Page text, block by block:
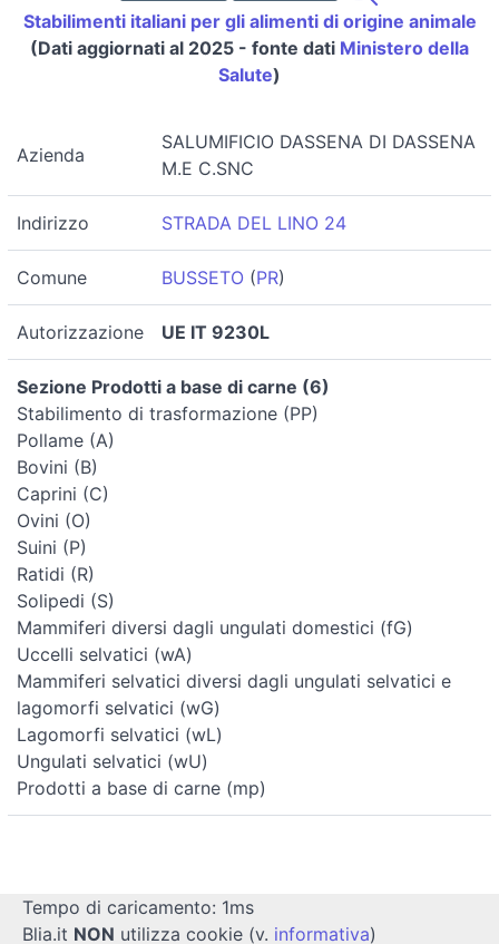
Stabilimenti italiani per gli alimenti di origine animale
(Dati aggiornati al 2025 - fonte dati Ministero della
Salute)
Azienda
SALUMIFICIO DASSENA DI DASSENA
M.E C.SNC
Indirizzo STRADA DEL LINO 24
Comune BUSSETO (PR)
Autorizzazione UE IT 9230L
Sezione Prodotti a base di carne (6)
Stabilimento di trasformazione (PP)
Pollame (A)
Bovini (B)
Caprini (C)
Ovini (O)
Suini (P)
Ratidi (R)
Solipedi (S)
Mammiferi diversi dagli ungulati domestici (fG)
Uccelli selvatici (wA)
Mammiferi selvatici diversi dagli ungulati selvatici e
lagomorfi selvatici (wG)
Lagomorfi selvatici (wL)
Ungulati selvatici (wU)
Prodotti a base di carne (mp)
Tempo di caricamento: 1ms
Blia.it NON utilizza cookie (v. informativa)